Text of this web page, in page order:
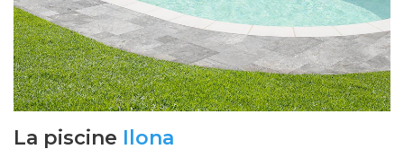
La piscine Ilona